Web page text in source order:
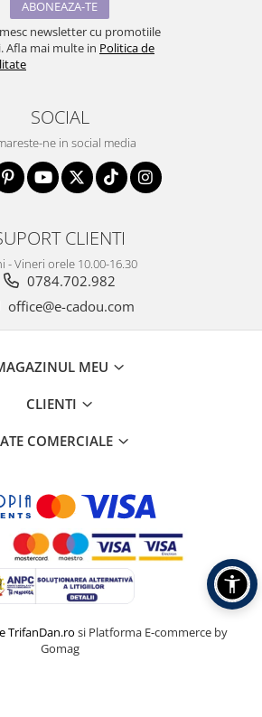
newsletter cu promotiile
Afla mai multe in Politica de
SOCIAL
ne in social media
CLIENTI
- Vineri orele 10.00-16.30
0784.702.982
office@e-cadou.com
MEU
CLIENTI
COMERCIALE
TrifanDan.ro si Platforma E-commerce by
Gomag